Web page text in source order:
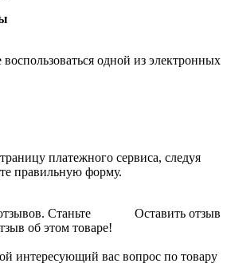
одной из электронных
платежного сервиса, следуя
правильную форму.
Оставить отзыв
Станьте
об этом товаре!
интересующий вас вопрос по товару